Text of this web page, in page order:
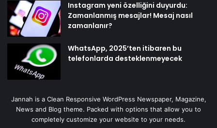
Instagram yeni özelliğini duyurdu:
Zamanlanmış mesajlar! Mesaj nasıl
zamanlanır?
WhatsApp, 2025’ten itibaren bu
telefonlarda desteklenmeyecek
Jannah is a Clean Responsive WordPress Newspaper, Magazine,
News and Blog theme. Packed with options that allow you to
completely customize your website to your needs.